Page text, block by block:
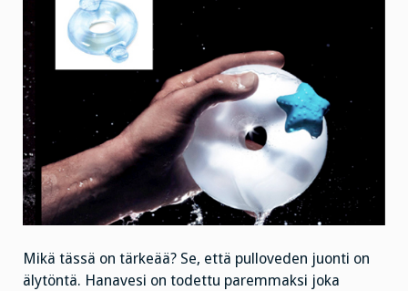
Mikä tässä on tärkeää? Se, että pulloveden juonti on
älytöntä. Hanavesi on todettu paremmaksi joka